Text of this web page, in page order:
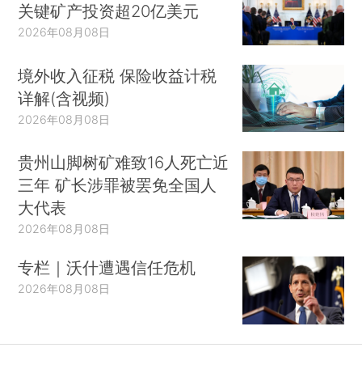
关键矿产投资超20亿美元
2026年08月08日
境外收入征税 保险收益计税
详解(含视频)
2026年08月08日
贵州山脚树矿难致16人死亡近
三年 矿长涉罪被罢免全国人
大代表
2026年08月08日
专栏｜沃什遭遇信任危机
2026年08月08日